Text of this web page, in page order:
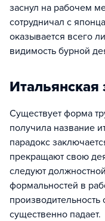
заснул на рабочем
сотрудничал с
оказывается всего
видимость бурной
Итальянская
Существует форма
получила название
парадокс
прекращают свою
следуют
формальностей в
производительность
существенно падает.